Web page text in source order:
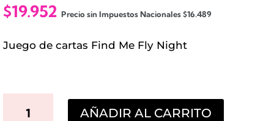
$19.952 Precio sin Impuestos Nacionales$16.489
Juego de cartas Find Me Fly Night
AÑADIR AL CARRITO